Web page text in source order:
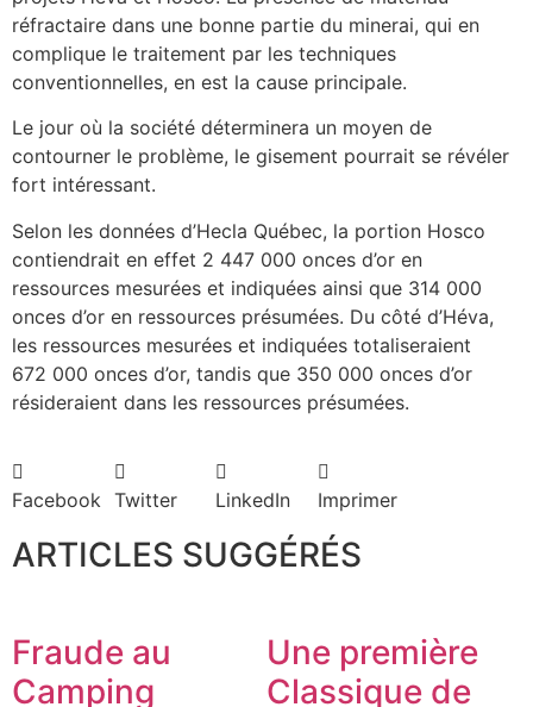
réfractaire dans une bonne partie du minerai, qui en
complique le traitement par les techniques
conventionnelles, en est la cause principale.
Le jour où la société déterminera un moyen de
contourner le problème, le gisement pourrait se révéler
fort intéressant.
Selon les données d’Hecla Québec, la portion Hosco
contiendrait en effet 2 447 000 onces d’or en
ressources mesurées et indiquées ainsi que 314 000
onces d’or en ressources présumées. Du côté d’Héva,
les ressources mesurées et indiquées totaliseraient
672 000 onces d’or, tandis que 350 000 onces d’or
résideraient dans les ressources présumées.
Facebook Twitter LinkedIn Imprimer
ARTICLES SUGGÉRÉS
Fraude au
Camping
Une première
Classique de